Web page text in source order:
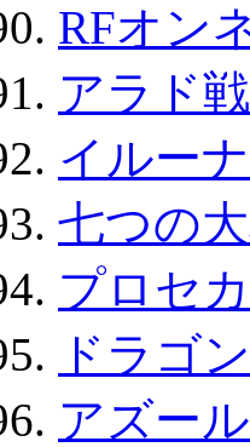
RFオン
アラド
イルー
七つの
プロセ
ドラゴ
アズー